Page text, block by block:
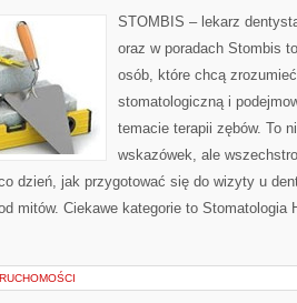
STOMBIS – lekarz
oraz w poradach Stombis
osób, które chcą
stomatologiczną i
temacie terapii zębów. To
wskazówek, ale
dzień, jak przygotować się do wizyty u
mitów. Ciekawe kategorie to Stomatologia